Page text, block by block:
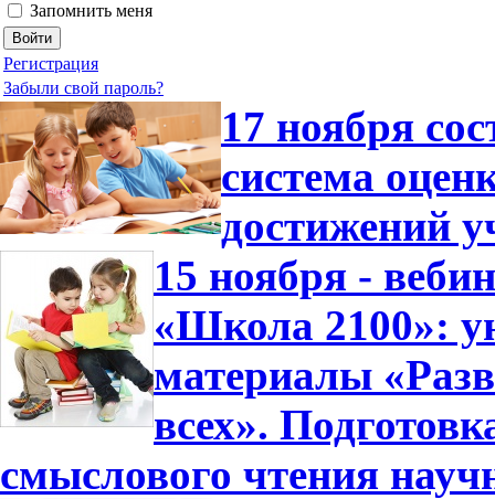
Запомнить меня
Регистрация
Забыли свой пароль?
17 ноября
система
достижений
15 ноября -
«Школа 2100»:
материалы
всех».
смыслового чтения